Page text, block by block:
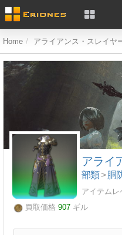
Home アライアンス・スレイヤ
アライ
部類> 胴
アイテムレ
買取価格 907 ギル